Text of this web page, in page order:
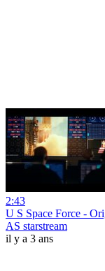
2:43
U S Space Force -
AS starstream
il y a 3 ans